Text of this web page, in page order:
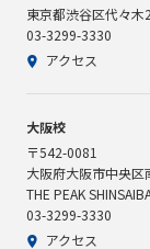
東京都渋谷区代々
03-3299-3330
アクセス
大阪校
〒542-0081
大阪府大阪市中央区
THE PEAK
03-3299-3330
アクセス